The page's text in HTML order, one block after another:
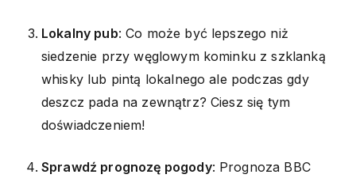
Lokalny pub: Co może być lepszego niż
siedzenie przy węglowym kominku z szklanką
whisky lub pintą lokalnego ale podczas gdy
deszcz pada na zewnątrz? Ciesz się tym
doświadczeniem!
Sprawdź prognozę pogody: Prognoza BBC